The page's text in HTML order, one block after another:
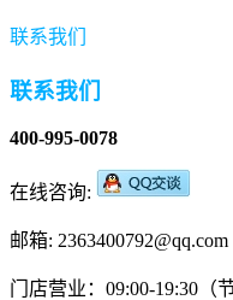
联系我们
联系我们
400-995-0078
在线咨询:
邮箱: 2363400792@qq.com
门店营业：09:00-19:30（